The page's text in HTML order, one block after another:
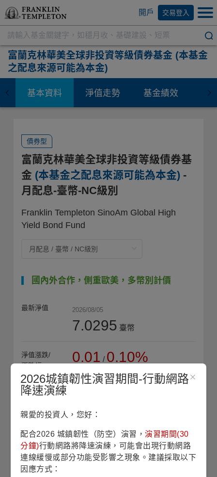
開戶 交易登入
富蘭克林華美全球非投資等級債券基金 (本基金
之配息來源可能為本金)
基本資料 淨值走勢 基金績效 資
債券型
富蘭克林華美全球非投資等級債券基
金 (本基金之配息來源可能為本金) -
月配息-臺幣-NC級別
Franklin Templeton SinoAm Global High
Yield Bond Fund
國內外合作，側重歐美，多幣別計價
最新淨值 2026/08/05
7.0295 臺幣
淨值漲跌/
漲跌幅
0.01 / 0.10%
近1年
(2026/01/27)
近1年
平均淨值
7.1967
2026城鎮韌性演習期間-行動網路
降速演練
親愛的投資人，您好：
配合2026 城鎮韌性（防空）演習，演習期間(30
分鐘)行動網路將降速演練，可能會出現行動網路
連線緩慢或部分功能受影響之現象。建議採取以下
因應方式：